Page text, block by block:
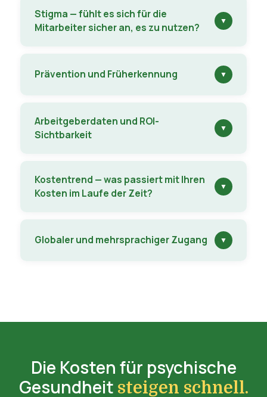
Stigma — fühlt es sich für die
Mitarbeiter sicher an, es zu nutzen?
▼
Prävention und Früherkennung ▼
Arbeitgeberdaten und ROI-
Sichtbarkeit
▼
Kostentrend — was passiert mit Ihren
Kosten im Laufe der Zeit?
▼
Globaler und mehrsprachiger Zugang ▼
Die Kosten für psychische
Gesundheit steigen schnell.